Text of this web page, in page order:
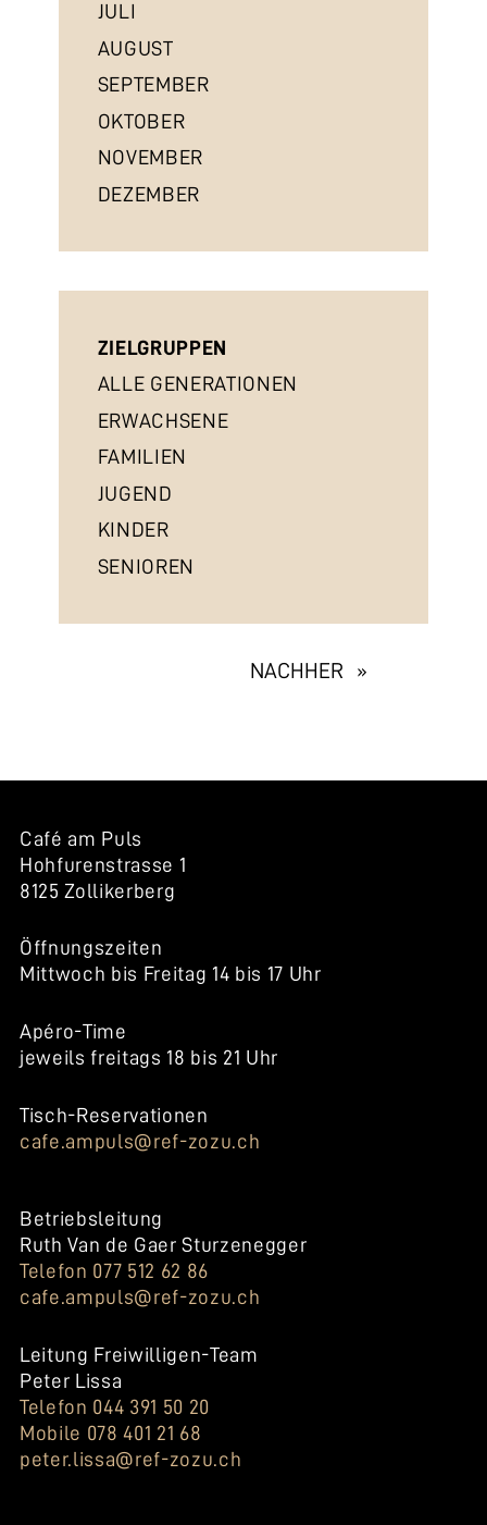
JULI
AUGUST
SEPTEMBER
OKTOBER
NOVEMBER
DEZEMBER
ZIELGRUPPEN
ALLE GENERATIONEN
ERWACHSENE
FAMILIEN
JUGEND
KINDER
SENIOREN
NACHHER »
Café am Puls
Hohfurenstrasse 1
8125 Zollikerberg
Öffnungszeiten
Mittwoch bis Freitag 14 bis 17 Uhr
Apéro-Time
jeweils freitags 18 bis 21 Uhr
Tisch-Reservationen
cafe.ampuls@ref-zozu.ch
Betriebsleitung
Ruth Van de Gaer Sturzenegger
Telefon 077 512 62 86
cafe.ampuls@ref-zozu.ch
Leitung Freiwilligen-Team
Peter Lissa
Telefon 044 391 50 20
Mobile 078 401 21 68
peter.lissa@ref-zozu.ch